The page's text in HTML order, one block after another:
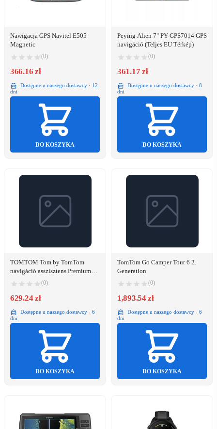
Nawigacja GPS Navitel E505
Magnetic
(0)
366.16 zł
Dostępne u naszego dostawcy · 12
dni
DO KOSZYKA
Peying Alien 7" PY-GPS7014 GPS
navigáció (Teljes EU Térkép)
(0)
361.17 zł
Dostępne u naszego dostawcy · 8
dni
DO KOSZYKA
TOMTOM Tom by TomTom
navigáció asszisztens Premium
Pack 1TA0.002.01
(0)
629.24 zł
Dostępne u naszego dostawcy · 6
dni
DO KOSZYKA
TomTom Go Camper Tour 6 2.
Generation
(0)
1,893.54 zł
Dostępne u naszego dostawcy · 6
dni
DO KOSZYKA